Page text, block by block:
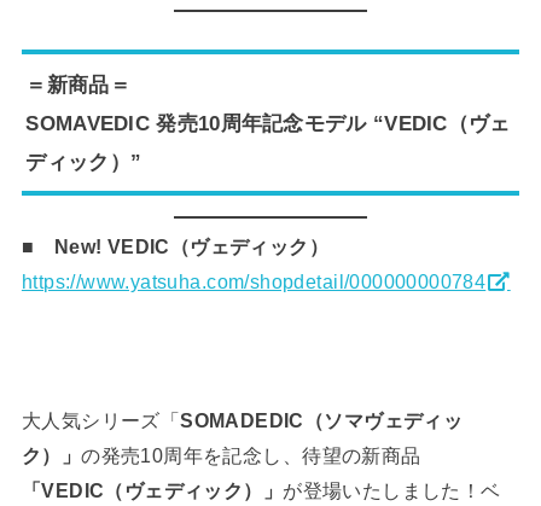
＝新商品＝
SOMAVEDIC 発売10周年記念モデル “VEDIC（ヴェ
ディック）”
■ New! VEDIC（ヴェディック）
https://www.yatsuha.com/shopdetail/000000000784
大人気シリーズ「SOMADEDIC（ソマヴェディッ
ク）」の発売10周年を記念し、待望の新商品
「VEDIC（ヴェディック）」 が登場いたしました！ベ